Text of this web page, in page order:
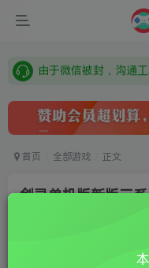
首页 全部游戏 正文
剑灵单机版新版三